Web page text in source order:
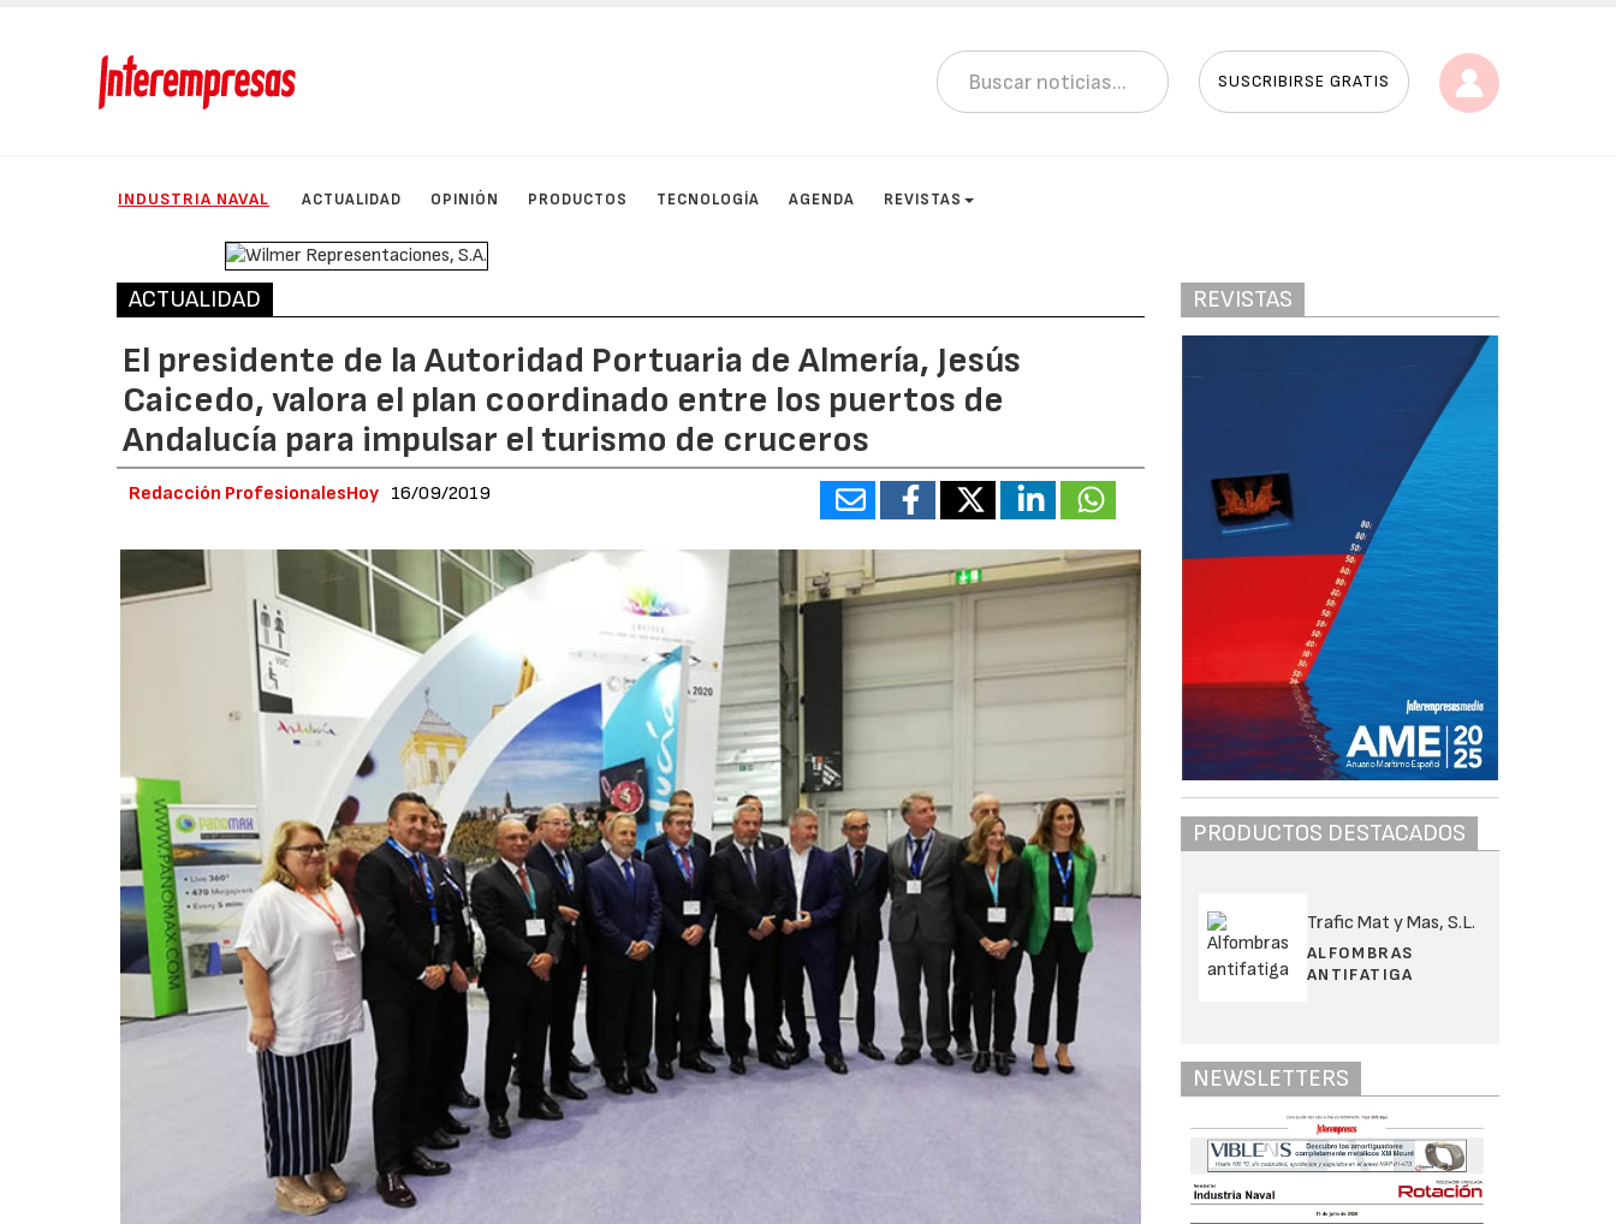
SUSCRIBIRSE GRATIS
INDUSTRIA NAVAL ACTUALIDAD OPINIÓN PRODUCTOS TECNOLOGÍA AGENDA REVISTAS
ACTUALIDAD
El presidente de la Autoridad Portuaria de Almería, Jesús
Caicedo, valora el plan coordinado entre los puertos de
Andalucía para impulsar el turismo de cruceros
Redacción ProfesionalesHoy 16/09/2019
REVISTAS
PRODUCTOS DESTACADOS
Trafic Mat y Mas, S.L.
ALFOMBRAS
ANTIFATIGA
NEWSLETTERS